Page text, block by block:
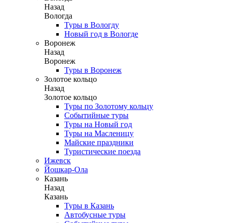
Назад
Вологда
Туры в Вологду
Новый год в Вологде
Воронеж
Назад
Воронеж
Туры в Воронеж
Золотое кольцо
Назад
Золотое кольцо
Туры по Золотому кольцу
Событийные туры
Туры на Новый год
Туры на Масленицу
Майские праздники
Туристические поезда
Ижевск
Йошкар-Ола
Казань
Назад
Казань
Туры в Казань
Автобусные туры